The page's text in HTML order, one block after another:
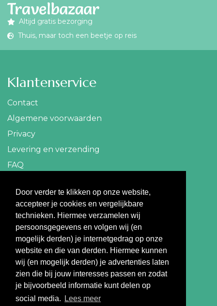
Door verder te klikken op onze website,
accepteer je cookies en vergelijkbare
technieken. Hiermee verzamelen wij
persoonsgegevens en volgen wij (en
mogelijk derden) je internetgedrag op onze
website en die van derden. Hiermee kunnen
wij (en mogelijk derden) je advertenties laten
zien die bij jouw interesses passen en zodat
je bijvoorbeeld informatie kunt delen op
social media.
Lees meer
Altijd gratis bezorging
Thuis, maar toch een beetje op reis
Klantenservice
Contact
Algemene voorwaarden
Privacy
Levering en verzending
FAQ
Contact
info@travelbazaar.nl
Betaal veilig